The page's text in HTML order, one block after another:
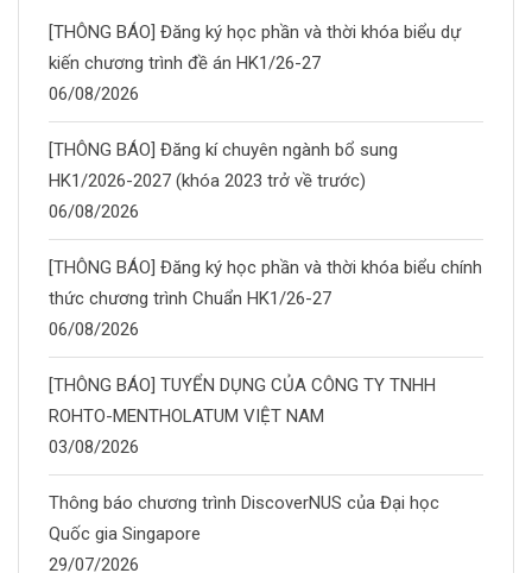
[THÔNG BÁO] Đăng ký học phần và thời khóa biểu dự
kiến chương trình đề án HK1/26-27
06/08/2026
[THÔNG BÁO] Đăng kí chuyên ngành bổ sung
HK1/2026-2027 (khóa 2023 trở về trước)
06/08/2026
[THÔNG BÁO] Đăng ký học phần và thời khóa biểu chính
thức chương trình Chuẩn HK1/26-27
06/08/2026
[THÔNG BÁO] TUYỂN DỤNG CỦA CÔNG TY TNHH
ROHTO-MENTHOLATUM VIỆT NAM
03/08/2026
Thông báo chương trình DiscoverNUS của Đại học
Quốc gia Singapore
29/07/2026